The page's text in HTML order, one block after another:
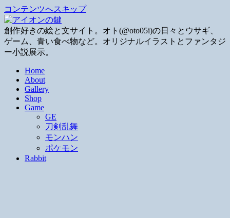
コンテンツへスキップ
創作好きの絵と文サイト。オト(@oto05i)の日々とウサギ、
ゲーム、青い食べ物など。オリジナルイラストとファンタジ
ー小説展示。
Home
About
Gallery
Shop
Game
GE
刀剣乱舞
モンハン
ポケモン
Rabbit